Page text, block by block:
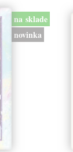
na sklade
novinka